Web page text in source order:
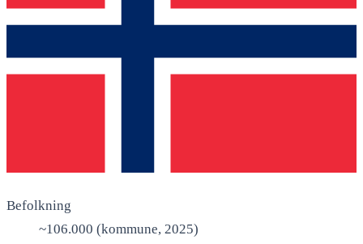
Befolkning
~106.000 (kommune, 2025)